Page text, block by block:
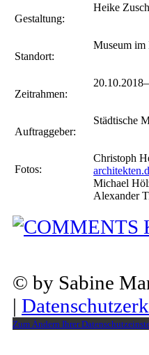
Gestaltung:
Heike
Standort:
Museum im
Zeitrahmen:
Auftraggeber:
Städtische
Fotos:
Christoph
Michael
Alexander
© by Sabine
|
Zum Ändern Ihrer